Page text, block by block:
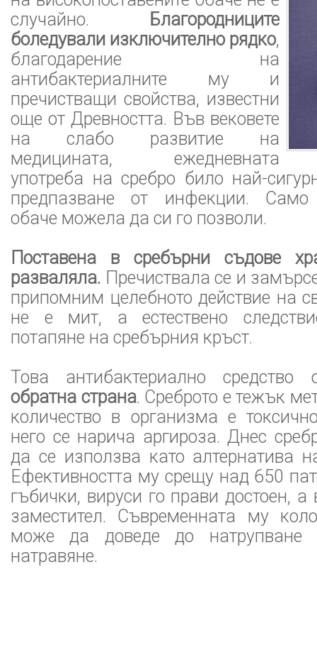
случайно.
Благородниците
боледували изключително рядко,
благодарение на
антибактериалните му и
пречистващи свойства, известни
още от Древността. Във вековете
на слабо развитие на
медицината, ежедневната
употреба на сребро било най-
предпазване от инфекции. Само
обаче можела да си го позволи.
Поставена в сребърни съдове
разваляла. Пречиствала се и
припомним целебното действие на
не е мит, а естествено
потапяне на сребърния кръст.
Това антибактериално средство
обратна страна. Среброто е тежък
количество в организма е
него се нарича аргироза. Днес
да се използва като алтернатива
Ефективността му срещу над 650
гъбички, вируси го прави достоен, а
заместител. Съвременната му
може да доведе до натрупване
натравяне.